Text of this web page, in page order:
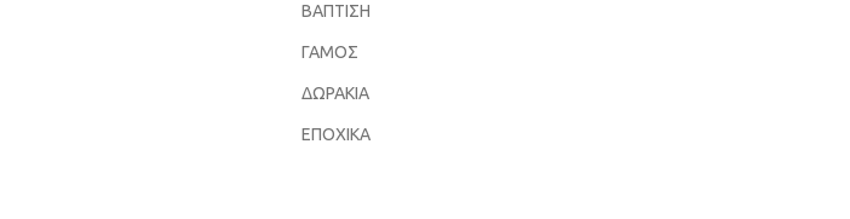
ΒΑΠΤΙΣΗ
ΓΑΜΟΣ
ΔΩΡΑΚΙΑ
ΕΠΟΧΙΚΑ